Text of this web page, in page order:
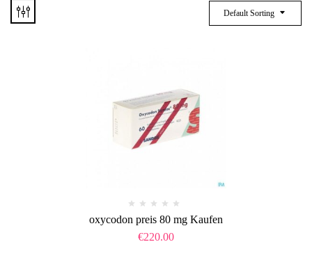
Default Sorting
oxycodon preis 80 mg Kaufen
€220.00